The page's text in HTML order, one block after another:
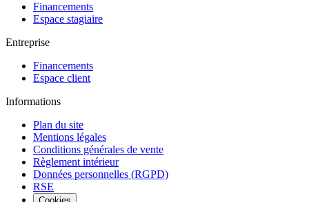
Financements
Espace stagiaire
Entreprise
Financements
Espace client
Informations
Plan du site
Mentions légales
Conditions générales de vente
Règlement intérieur
Données personnelles (RGPD)
RSE